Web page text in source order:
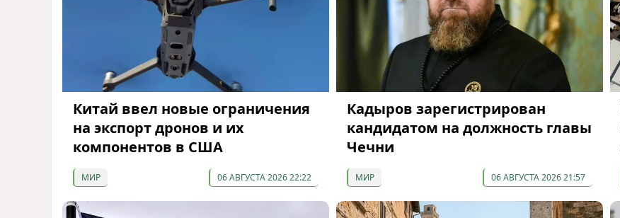
Китай ввел новые ограничения
на экспорт дронов и их
компонентов в США
МИР 06 АВГУСТА 2026 22:22
Кадыров зарегистрирован
кандидатом на должность главы
Чечни
МИР 06 АВГУСТА 2026 21:57